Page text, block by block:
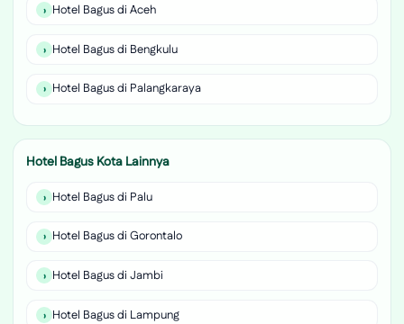
Hotel Bagus di Aceh
Hotel Bagus di Bengkulu
Hotel Bagus di Palangkaraya
Hotel Bagus Kota Lainnya
Hotel Bagus di Palu
Hotel Bagus di Gorontalo
Hotel Bagus di Jambi
Hotel Bagus di Lampung